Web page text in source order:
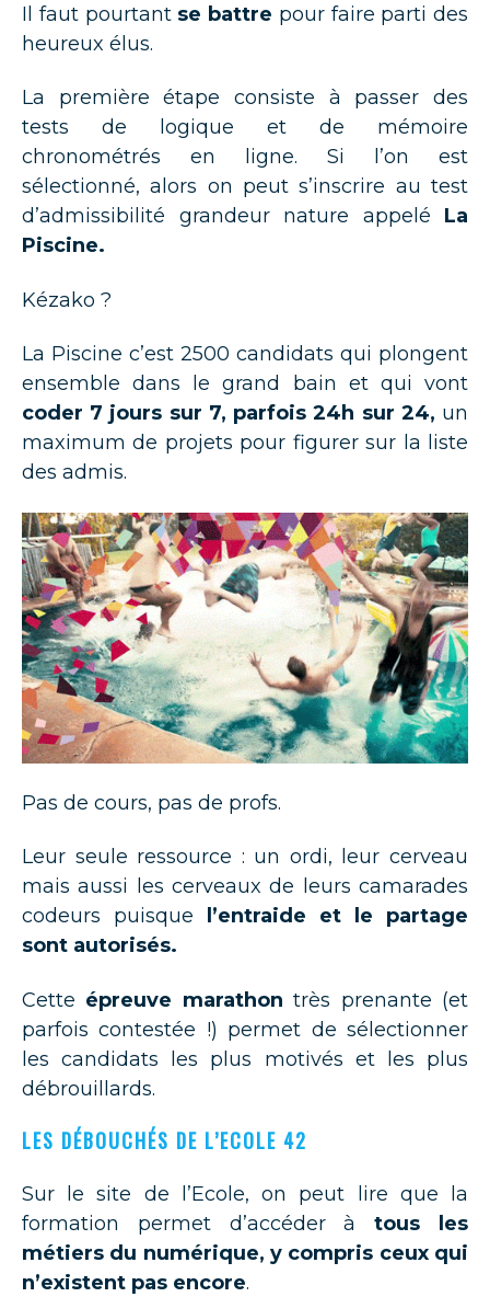
Il faut pourtantse battre pour faire parti des
heureux élus.
La première étape consiste à passer des
tests de logique et de mémoire
chronométrés en ligne. Si l’on est
sélectionné, alors on peut s’inscrire au test
d’admissibilité grandeur nature appelé La
Piscine.
Kézako ?
La Piscine c’est 2500 candidats qui plongent
ensemble dans le grand bain et qui vont
coder 7 jours sur 7, parfois 24h sur 24, un
maximum de projets pour figurer sur la liste
des admis.
Pas de cours, pas de profs.
Leur seule ressource : un ordi, leur cerveau
mais aussi les cerveaux de leurs camarades
codeurs puisque l’entraide et le partage
sont autorisés.
Cette épreuve marathon très prenante (et
parfois contestée !) permet de sélectionner
les candidats les plus motivés et les plus
débrouillards.
LES DÉBOUCHÉS DE L’ECOLE 42
Sur le site de l’Ecole, on peut lire que la
formation permet d’accéder àtous les
métiers du numérique, y compris ceux qui
n’existent pas encore.